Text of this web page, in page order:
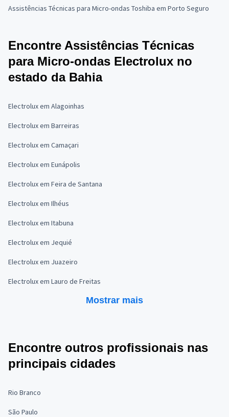
Assistências Técnicas para Micro-ondas Toshiba em Porto Seguro
Encontre Assistências Técnicas
para Micro-ondas Electrolux no
estado da Bahia
Electrolux em Alagoinhas
Electrolux em Barreiras
Electrolux em Camaçari
Electrolux em Eunápolis
Electrolux em Feira de Santana
Electrolux em Ilhéus
Electrolux em Itabuna
Electrolux em Jequié
Electrolux em Juazeiro
Electrolux em Lauro de Freitas
Mostrar mais
Encontre outros profissionais nas
principais cidades
Rio Branco
São Paulo